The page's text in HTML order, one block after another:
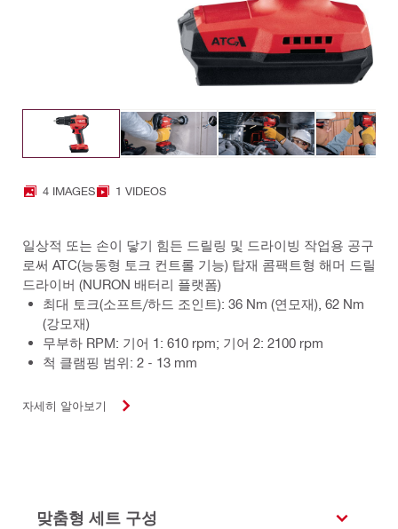
4 IMAGES 1 VIDEOS
일상적 또는 손이 닿기 힘든 드릴링 및 드라이빙 작업용 공구
로써 ATC(능동형 토크 컨트롤 기능) 탑재 콤팩트형 해머 드릴
드라이버 (NURON 배터리 플랫폼)
최대 토크(소프트/하드 조인트): 36 Nm (연모재), 62 Nm
(강모재)
무부하 RPM: 기어 1: 610 rpm; 기어 2: 2100 rpm
척 클램핑 범위: 2 - 13 mm
자세히 알아보기
맞춤형 세트 구성